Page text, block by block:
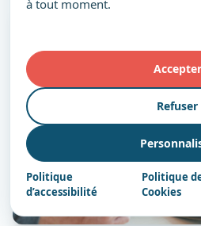
à tout moment.
Accepter
Refuser
Politique
d’accessibilité
Politique
Cookies